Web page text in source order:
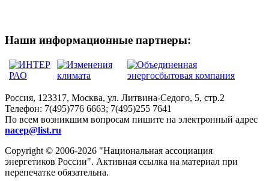
Наши информационные партнеры:
Россия, 123317, Москва, ул. Литвина-Седого, 5, стр.2
Телефон: 7(495)776 6663; 7(495)255 7641
По всем возникшим вопросам пишите на электронный адрес
nacep@list.ru
Copyright © 2006-2026 "Национальная ассоциация
энергетиков России". Активная ссылка на материал при
перепечатке обязательна.